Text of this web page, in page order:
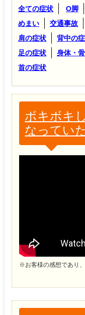
全ての症状 O脚
めまい
交通事故
肩の症状
背中の
足の症状
身体・
首の症状
ボキボキ
なってい
※お客様の感想であり